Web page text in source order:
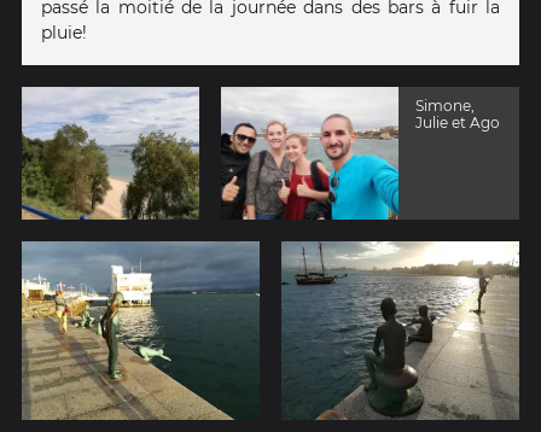
passé la moitié de la journée dans des bars à fuir la
pluie!
Simone,
Julie et Ago